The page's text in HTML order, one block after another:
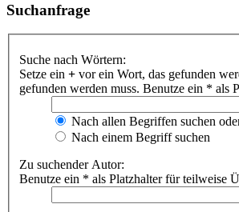
Suchanfrage
Suche nach Wörtern:
Setze ein + vor ein Wort, das gefunden
gefunden werden muss. Benutze ein * als
Nach allen Begriffen suchen
Nach einem Begriff suchen
Zu suchender Autor:
Benutze ein * als Platzhalter für teilweise